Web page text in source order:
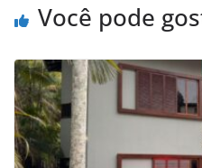
Você pode